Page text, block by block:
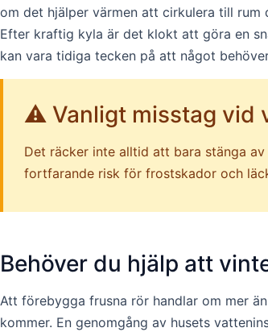
om det hjälper värmen att cirkulera till
Efter kraftig kyla är det klokt att göra en
kan vara tidiga tecken på att något
⚠️ Vanligt misstag vid
Det räcker inte alltid att bara stänga
fortfarande risk för frostskador och
Behöver du hjälp att
Att förebygga frusna rör handlar om mer
kommer. En genomgång av husets